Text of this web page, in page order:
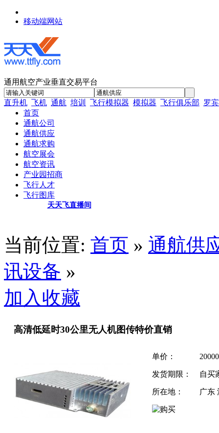
移动端网站
通用航空产业垂直交易平台
直升机 飞机 通航 培训 飞行模拟器 模拟器 飞行俱乐部 罗
首页
通航公司
通航供应
通航求购
航空展会
航空资讯
产业园招商
飞行人才
飞行图库
天天飞直播间
当前位置: 首页 » 通航供
讯设备 »
加入收藏
高清低延时30公里无人机图传特价直销
单价：
发货期限： 自买
所在地： 广东